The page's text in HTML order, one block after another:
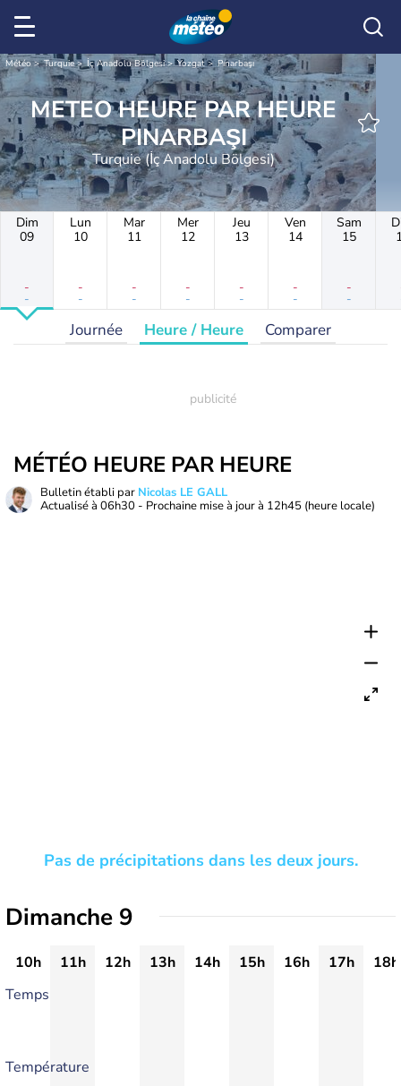
Météo Turquie İç Anadolu Bölgesi Yozgat Pınarbaşı
METEO HEURE PAR HEURE
PINARBAŞI
Turquie (İç Anadolu Bölgesi)
Dim
09
-
-
Lun
10
-
-
Mar
11
-
-
Mer
12
-
-
Jeu
13
-
-
Ven
14
-
-
Sam
15
-
-
Journée Heure / Heure Comparer
MÉTÉO HEURE PAR HEURE
Bulletin établi par Nicolas LE GALL
Actualisé à 06h30 - Prochaine mise à jour à 12h45 (heure locale)
Pas de précipitations dans les deux jours.
Dimanche 9
10h 11h 12h 13h 14h 15h 16h 17h
18h
Temps
Température